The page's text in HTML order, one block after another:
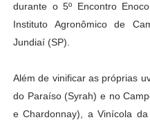
durante o 5º Encontro
Instituto Agronômico de
Jundiaí (SP).
Além de vinificar as próprias
do Paraíso (Syrah) e no
e Chardonnay), a Vinícola